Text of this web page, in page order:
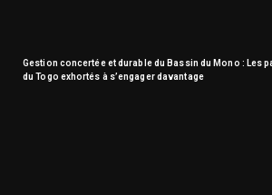
Gestion concertée et durable du Bassin du Mono : Les
du Togo exhortés à s’engager davantage